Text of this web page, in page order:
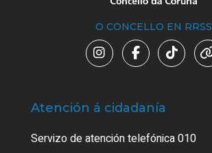
O CONCELLO EN RRSS
Atención á cidadanía
Servizo de atención telefónica 010